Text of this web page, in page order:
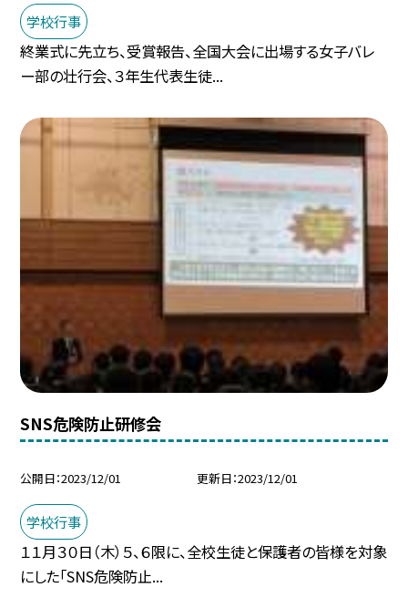
学校行事
終業式に先立ち、受賞報告、全国大会に出場する女子バレ
ー部の壮行会、３年生代表生徒...
SNS危険防止研修会
公開日 2023/12/01 更新日 2023/12/01
学校行事
１１月３０日（木）５、６限に、全校生徒と保護者の皆様を対象
にした「SNS危険防止...